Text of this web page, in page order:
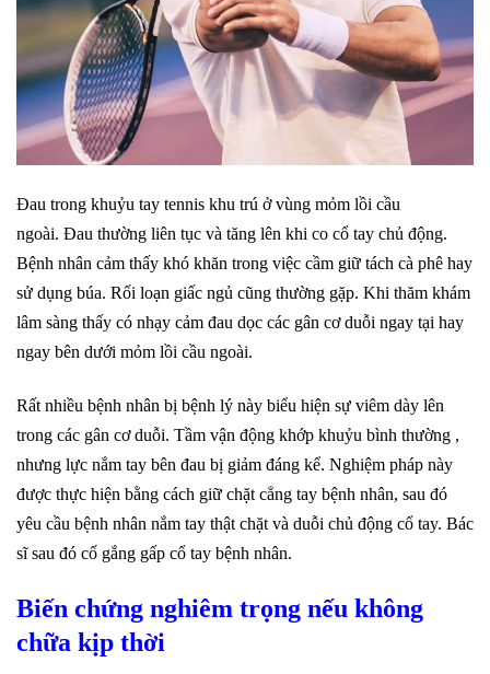
Đau trong khuỷu tay tennis khu trú ở vùng mỏm lồi cầu
ngoài. Đau thường liên tục và tăng lên khi co cổ tay chủ động.
Bệnh nhân cảm thấy khó khăn trong việc cầm giữ tách cà phê hay
sử dụng búa. Rối loạn giấc ngủ cũng thường gặp. Khi thăm khám
lâm sàng thấy có nhạy cảm đau dọc các gân cơ duỗi ngay tại hay
ngay bên dưới mỏm lồi cầu ngoài.
Rất nhiều bệnh nhân bị bệnh lý này biểu hiện sự viêm dày lên
trong các gân cơ duỗi. Tầm vận động khớp khuỷu bình thường ,
nhưng lực nắm tay bên đau bị giảm đáng kể. Nghiệm pháp này
được thực hiện bằng cách giữ chặt cẳng tay bệnh nhân, sau đó
yêu cầu bệnh nhân nắm tay thật chặt và duỗi chủ động cổ tay. Bác
sĩ sau đó cố gắng gấp cổ tay bệnh nhân.
Biến chứng nghiêm trọng nếu không
chữa kịp thời